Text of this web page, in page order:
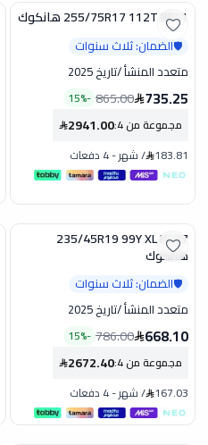
تخفيض 255/75R17 112T RF11 هانكوك
🛡️الضمان: ثلاث سنوات
متعدد المنشأ/تاريخ 2025
735.25
865.00
-
15%
مجموعة من 4 :
2941.00
183.81
/شهر-4 دفعات
235/45R19 99Y XL K137
هانكوك
🛡️الضمان: ثلاث سنوات
متعدد المنشأ/تاريخ 2025
668.10
786.00
-
15%
مجموعة من 4 :
2672.40
167.03
/شهر-4 دفعات